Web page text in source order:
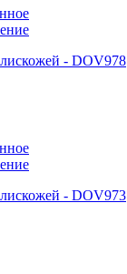
- DOV978
- DOV973